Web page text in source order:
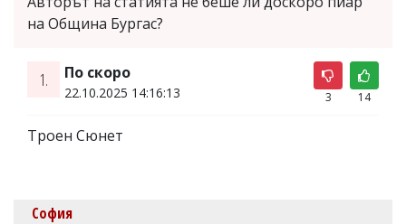
на Община Бургас?
1. По скоро
22.10.2025 14:16:13 3 14
Троен Сюнет
София